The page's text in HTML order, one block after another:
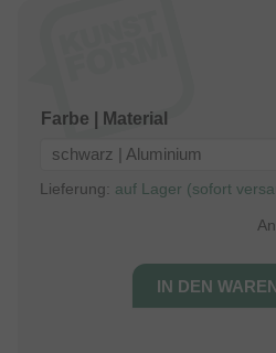
Farbe | Material
schwarz | Aluminium
Lieferung: auf Lager (sofort